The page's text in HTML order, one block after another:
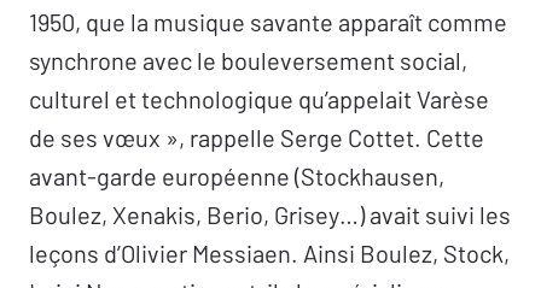
1950, que la musique savante apparaît comme
synchrone avec le bouleversement social,
culturel et technologique qu’appelait Varèse
de ses vœux », rappelle Serge Cottet. Cette
avant-garde européenne (Stockhausen,
Boulez, Xenakis, Berio, Grisey…) avait suivi les
leçons d’Olivier Messiaen. Ainsi Boulez, Stock,